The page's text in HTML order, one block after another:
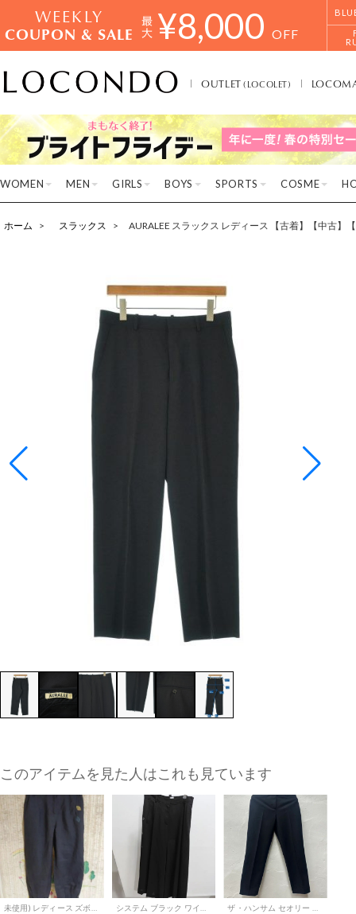
WEEKLY
COUPON & SALE ¥8,000 OFF
OUTLET(LOCOLET)
WOMEN MEN GIRLS BOYS SPORTS COSME
ホーム スラックス AURALEE スラックス レディース 【古着】【中古】
このアイテムを見た人はこれも見ています